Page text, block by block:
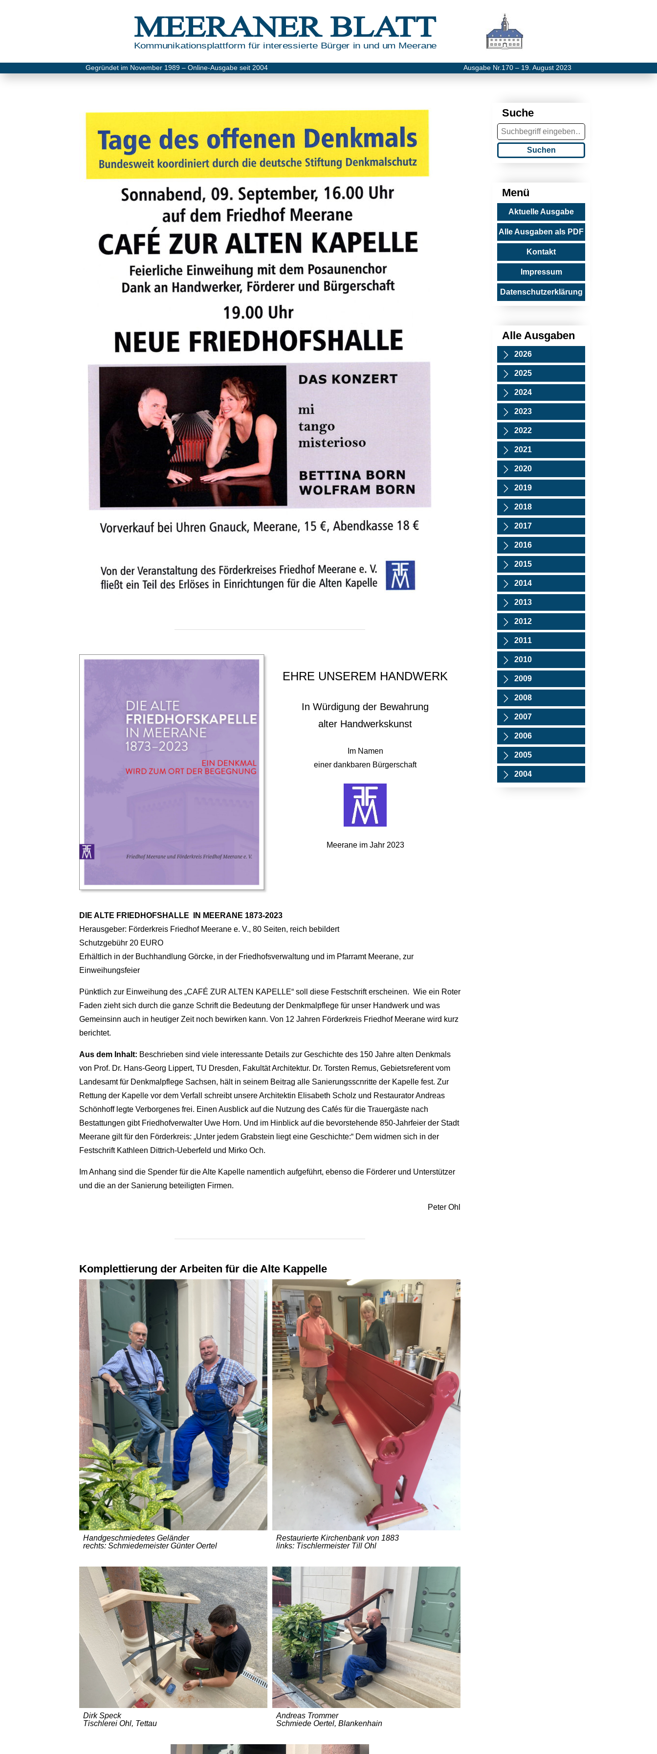
MEERANER BLATT
Kommunikationsplattform für interessierte Bürger in und um Meerane
Ausgabe Nr.170 – 19. August 2023
Gegründet im November 1989 – Online-Ausgabe seit 2004
Suche
Suchen
Menü
Aktuelle Ausgabe
Alle Ausgaben als PDF
Kontakt
Impressum
Datenschutzerklärung
Alle Ausgaben
2026
2025
2024
2023
2022
2021
2020
2019
2018
2017
2016
2015
2014
2013
2012
2011
2010
2009
2008
2007
2006
2005
2004
EHRE UNSEREM HANDWERK
In Würdigung der Bewahrung
alter Handwerkskunst
Im Namen
einer dankbaren Bürgerschaft
Meerane im Jahr 2023
DIE ALTE FRIEDHOFSHALLE IN MEERANE 1873-2023
Herausgeber: Förderkreis Friedhof Meerane e. V., 80 Seiten, reich bebildert
Schutzgebühr 20 EURO
Erhältlich in der Buchhandlung Görcke, in der Friedhofsverwaltung und im Pfarramt Meerane, zur
Einweihungsfeier
Pünktlich zur Einweihung des „CAFÉ ZUR ALTEN KAPELLE“ soll diese Festschrift erscheinen. Wie ein Roter
Faden zieht sich durch die ganze Schrift die Bedeutung der Denkmalpflege für unser Handwerk und was
Gemeinsinn auch in heutiger Zeit noch bewirken kann. Von 12 Jahren Förderkreis Friedhof Meerane wird kurz
berichtet.
Aus dem Inhalt: Beschrieben sind viele interessante Details zur Geschichte des 150 Jahre alten Denkmals
von Prof. Dr. Hans-Georg Lippert, TU Dresden, Fakultät Architektur. Dr. Torsten Remus, Gebietsreferent vom
Landesamt für Denkmalpflege Sachsen, hält in seinem Beitrag alle Sanierungsscnritte der Kapelle fest. Zur
Rettung der Kapelle vor dem Verfall schreibt unsere Architektin Elisabeth Scholz und Restaurator Andreas
Schönhoff legte Verborgenes frei. Einen Ausblick auf die Nutzung des Cafés für die Trauergäste nach
Bestattungen gibt Friedhofverwalter Uwe Horn. Und im Hinblick auf die bevorstehende 850-Jahrfeier der Stadt
Meerane gilt für den Förderkreis: „Unter jedem Grabstein liegt eine Geschichte:“ Dem widmen sich in der
Festschrift Kathleen Dittrich-Ueberfeld und Mirko Och.
Im Anhang sind die Spender für die Alte Kapelle namentlich aufgeführt, ebenso die Förderer und Unterstützer
und die an der Sanierung beteiligten Firmen.
Peter Ohl
Komplettierung der Arbeiten für die Alte Kappelle
Handgeschmiedetes Geländer
rechts: Schmiedemeister Günter Oertel
Restaurierte Kirchenbank von 1883
links: Tischlermeister Till Ohl
Dirk Speck
Tischlerei Ohl, Tettau
Andreas Trommer
Schmiede Oertel, Blankenhain